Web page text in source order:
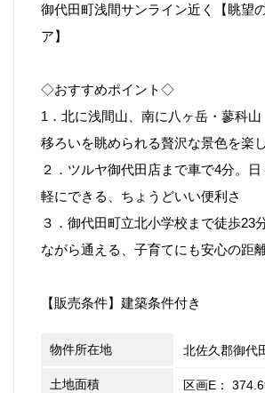
御代田町浅間サンライン近く【眺望
ア】
◇おすすめポイント◇
1．北に浅間山、南に八ヶ岳・蓼科
移ろいを眺められる贅沢な景色を楽
２．ツルヤ御代田店まで車で4分。
軽にできる、ちょうどいい便利さ
３．御代田町立北小学校まで徒歩23
ながら通える、子育てにも安心の距
【販売条件】建築条件付き
物件所在地 北佐久郡御代
土地面積
区画E：